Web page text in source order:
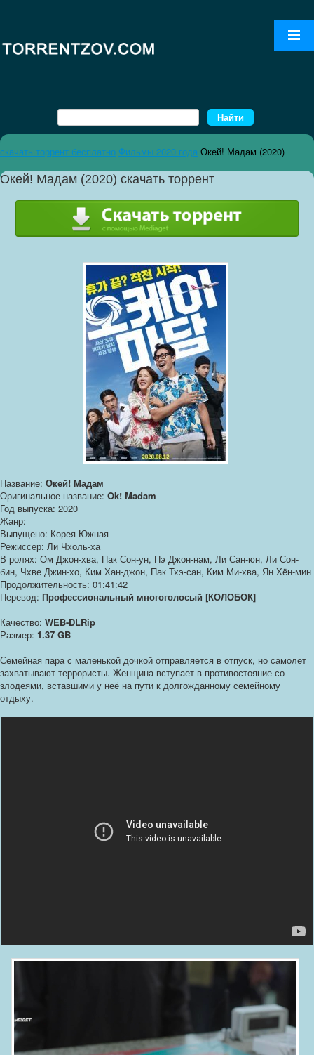
скачать торрент бесплатно Фильмы 2020 года Окей! Мадам (2020)
Окей! Мадам (2020) скачать торрент
Название: Окей! Мадам
Оригинальное название: Ok! Madam
Год выпуска: 2020
Жанр:
Выпущено: Корея Южная
Режиссер: Ли Чхоль-ха
В ролях: Ом Джон-хва, Пак Сон-ун, Пэ Джон-нам, Ли Сан-юн, Ли Сон-
бин, Чхве Джин-хо, Ким Хан-джон, Пак Тхэ-сан, Ким Ми-хва, Ян Хён-мин
Продолжительность: 01:41:42
Перевод: Профессиональный многоголосый [КОЛОБОК]
Качество: WEB-DLRip
Размер: 1.37 GB
Семейная пара с маленькой дочкой отправляется в отпуск, но самолет
захватывают террористы. Женщина вступает в противостояние со
злодеями, вставшими у неё на пути к долгожданному семейному
отдыху.